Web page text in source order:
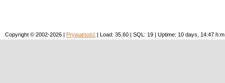
Copyright © 2002-2026 | Prywatność | Load: 35.60 | SQL: 19 | Uptime: 10 days, 14:47